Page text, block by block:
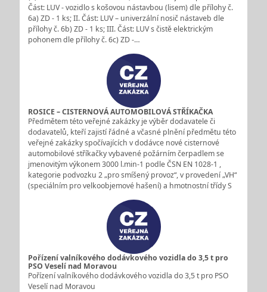
Část: LUV - vozidlo s košovou nástavbou (lisem) dle přílohy č.
6a) ZD - 1 ks; II. Část: LUV – univerzální nosič nástaveb dle
přílohy č. 6b) ZD - 1 ks; III. Část: LUV s čistě elektrickým
pohonem dle přílohy č. 6c) ZD -…
ROSICE – CISTERNOVÁ AUTOMOBILOVÁ STŘÍKAČKA
Předmětem této veřejné zakázky je výběr dodavatele či
dodavatelů, kteří zajistí řádné a včasné plnění předmětu této
veřejné zakázky spočívajících v dodávce nové cisternové
automobilové stříkačky vybavené požárním čerpadlem se
jmenovitým výkonem 3000 l.min-1 podle ČSN EN 1028-1 ,
kategorie podvozku 2 „pro smíšený provoz“, v provedení „VH“
(speciálním pro velkoobjemové hašení) a hmotnostní třídy S
Pořízení valníkového dodávkového vozidla do 3,5 t pro
PSO Veselí nad Moravou
Pořízení valníkového dodávkového vozidla do 3,5 t pro PSO
Veselí nad Moravou